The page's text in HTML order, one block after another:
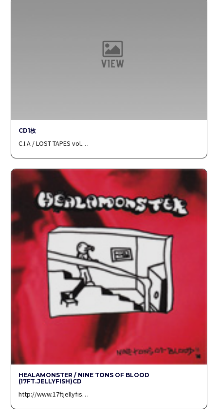
CD1枚
C.I.A / LOST TAPES vol.…
HEALAMONSTER / NINE TONS OF BLOOD
(17FT.JELLYFISH)CD
http://www.17ftjellyfis…